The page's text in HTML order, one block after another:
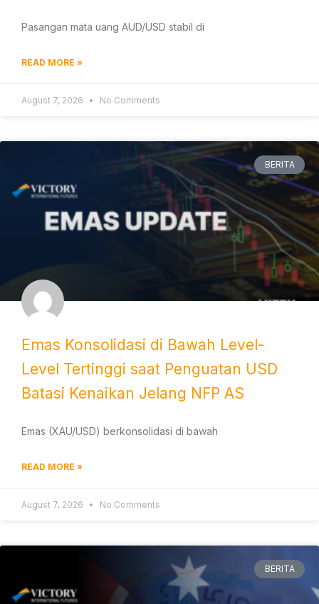
Pasangan mata uang AUD/USD stabil di
READ MORE »
August 7, 2026 No Comments
BERITA
Emas Konsolidasi di Bawah Level-
Level Tertinggi saat Penguatan USD
Batasi Kenaikan Jelang NFP AS
Emas (XAU/USD) berkonsolidasi di bawah
READ MORE »
August 7, 2026 No Comments
BERITA